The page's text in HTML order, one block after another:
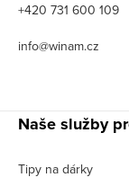
+420 731 600 109
info@winam.cz
Naše služby
Tipy na dárky